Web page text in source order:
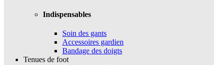
Indispensables
Soin des gants
Accessoires gardien
Bandage des doigts
Tenues de foot